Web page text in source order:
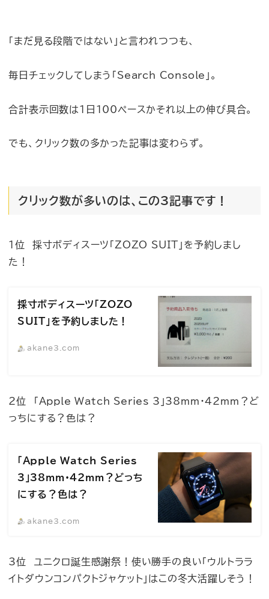
「まだ見る段階ではない」と言われつつも、
毎日チェックしてしまう「Search Console」。
合計表示回数は1日100ペースかそれ以上の伸び具合。
でも、クリック数の多かった記事は変わらず。
クリック数が多いのは、この3記事です！
1位 採寸ボディスーツ「ZOZO SUIT」を予約しまし
た！
採寸ボディスーツ「ZOZO
SUIT」を予約しました！
akane3.com
2位 「Apple Watch Series 3」38mm・42mm？ど
っちにする？色は？
「Apple Watch Series
3」38mm・42mm？どっち
にする？色は？
akane3.com
3位 ユニクロ誕生感謝祭！使い勝手の良い「ウルトララ
イトダウンコンパクトジャケット」はこの冬大活躍しそう！